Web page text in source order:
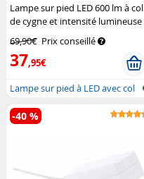
Lampe sur pied LED 600 lm à col
de cygne et intensité lumineuse
69,90€ Prix conseillé
37,95€
Lampe sur pied à LED avec col
de cy...
-40 %